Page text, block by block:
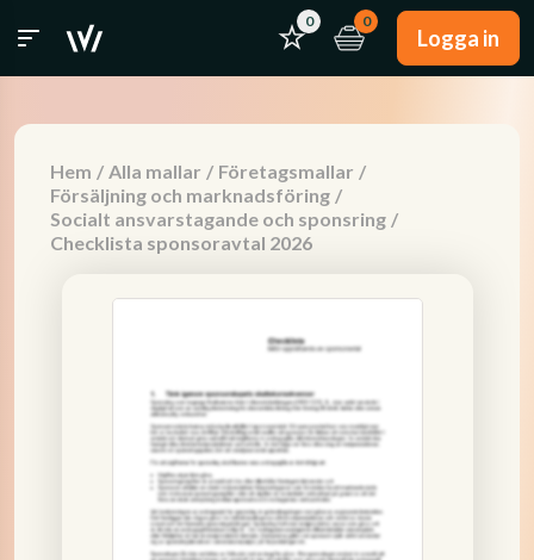
0 0
Logga in
Hem / Alla mallar / Företagsmallar /
Försäljning och marknadsföring /
Socialt ansvarstagande och sponsring /
Checklista sponsoravtal 2026